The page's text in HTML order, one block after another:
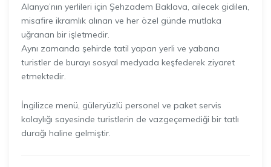
Alanya’nın yerlileri için Şehzadem Baklava, ailecek gidilen,
misafire ikramlık alınan ve her özel günde mutlaka
uğranan bir işletmedir.
Aynı zamanda şehirde tatil yapan yerli ve yabancı
turistler de burayı sosyal medyada keşfederek ziyaret
etmektedir.
İngilizce menü, güleryüzlü personel ve paket servis
kolaylığı sayesinde turistlerin de vazgeçemediği bir tatlı
durağı haline gelmiştir.